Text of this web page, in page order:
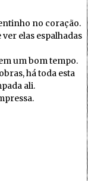
no coração.
elas espalhadas
um bom tempo.
há toda esta
ali.